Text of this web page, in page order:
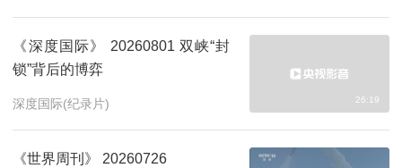
《深度国际》 20260801 双峡“封
锁”背后的博弈
深度国际(纪录片) 26:19
《世界周刊》 20260726